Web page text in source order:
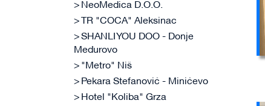
NeoMedica D.O.O.
TR "COCA" Aleksinac
SHANLI YOU DOO - Donje
Međurovo
"Metro" Niš
Pekara Stefanović - Minićevo
Hotel "Koliba" Grza